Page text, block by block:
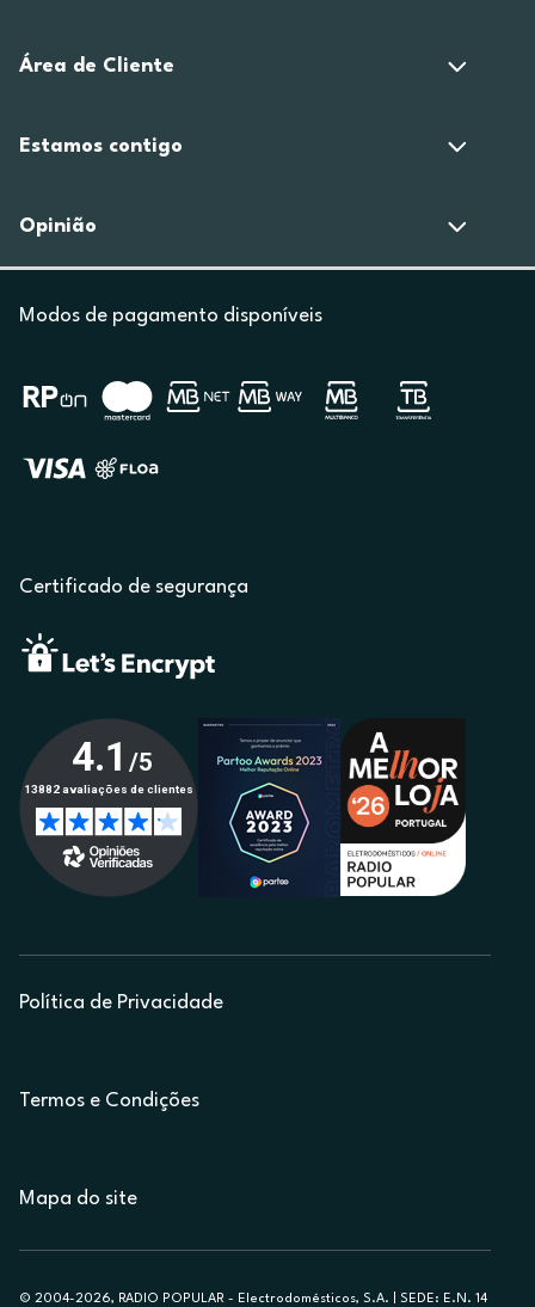
Área de Cliente
Estamos contigo
Opinião
Modos de pagamento disponíveis
Certificado de segurança
Política de Privacidade
Termos e Condições
Mapa do site
© 2004-2026, RADIO POPULAR - Electrodomésticos, S.A. | SEDE: E.N. 14